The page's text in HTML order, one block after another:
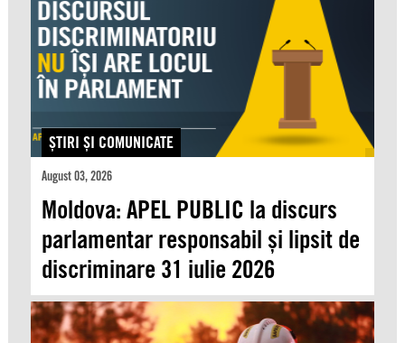
ŞTIRI ŞI COMUNICATE
August 03, 2026
Moldova: APEL PUBLIC la discurs
parlamentar responsabil și lipsit de
discriminare 31 iulie 2026